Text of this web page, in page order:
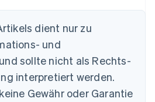
dient nur zu
und
sollte nicht als Rechts-
interpretiert werden.
Gewähr oder Garantie